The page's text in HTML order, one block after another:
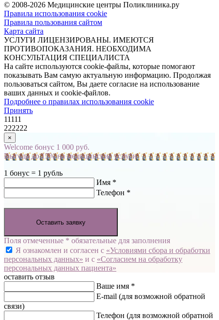
© 2008-2026 Медицинские центры Поликлиника.ру
Правила использования cookie
Правила пользования сайтом
Карта сайта
УСЛУГИ ЛИЦЕНЗИРОВАНЫ. ИМЕЮТСЯ
ПРОТИВОПОКАЗАНИЯ. НЕОБХОДИМА
КОНСУЛЬТАЦИЯ СПЕЦИАЛИСТА
На сайте используются cookie-файлы, которые помогают
показывать Вам самую актуальную информацию. Продолжая
пользоваться сайтом, Вы даете согласие на использование
ваших данных и cookie-файлов.
Подробнее о правилах использования cookie
Принять
11111
222222
×
Welcome бонус 1 000 руб.
Выгода до 15% на медицинские услуги
1 бонус = 1 рубль
Имя *
Телефон *
Оставить заявку
Поля отмеченные * обязательные для заполнения
Я ознакомлен и согласен с «Условиями сбора и обработки
персональных данных» и с «Согласием на обработку
персональных данных пациента»
оставить отзыв
Ваше имя *
E-mail (для возможной обратной
связи)
Телефон (для возможной обратной